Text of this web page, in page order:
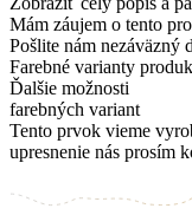
Mám záujem o tento
Pošlite nám nezáväzný
Farebné varianty
Ďalšie možnosti
farebných variant
Tento prvok vieme
upresnenie nás prosím